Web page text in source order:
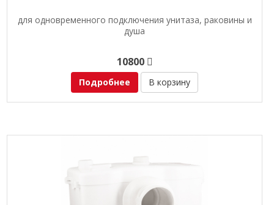
для одновременного подключения унитаза, раковины и
душа
10800
Подробнее В корзину